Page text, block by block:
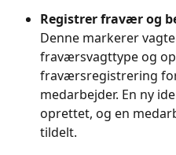
Registrer fravær og
Denne markerer
fraværsvagttype og
fraværsregistrering
medarbejder. En ny
oprettet, og en
tildelt.